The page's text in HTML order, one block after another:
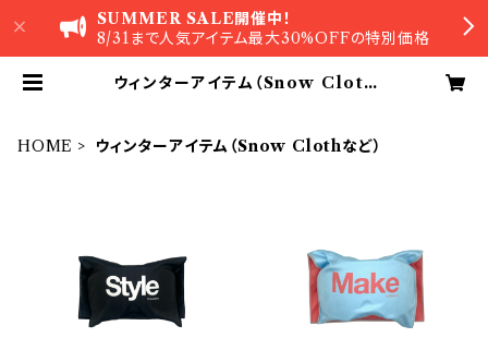
SUMMER SALE開催中！
8/31まで人気アイテム最大30%OFFの特別価格
ウィンターアイテム（Snow Cloth
HOME ウィンターアイテム（Snow Clothなど）